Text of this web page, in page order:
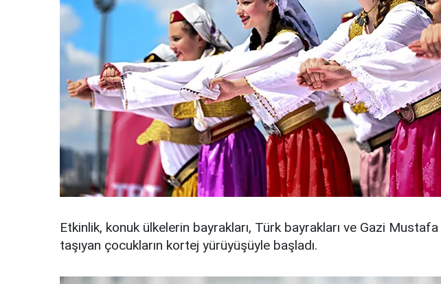
Etkinlik, konuk ülkelerin bayrakları, Türk bayrakları ve Gazi
taşıyan çocukların kortej yürüyüşüyle başladı.